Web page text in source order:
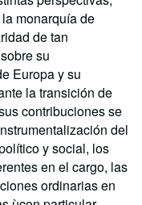
monarquía de
de tan
su
Europa y su
la transición de
contribuciones se
del
y social, los
en el cargo, las
ordinarias en